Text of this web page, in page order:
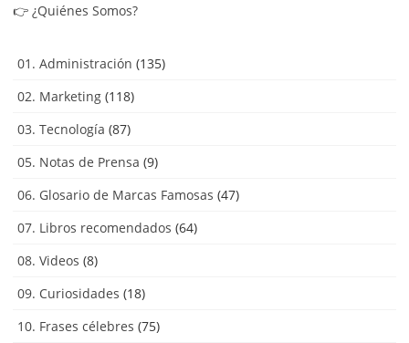
👉 ¿Quiénes Somos?
01. Administración (135)
02. Marketing (118)
03. Tecnología (87)
05. Notas de Prensa (9)
06. Glosario de Marcas Famosas (47)
07. Libros recomendados (64)
08. Videos (8)
09. Curiosidades (18)
10. Frases célebres (75)